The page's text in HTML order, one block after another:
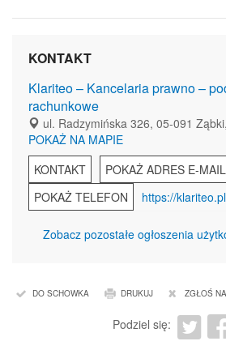
KONTAKT
Klariteo – Kancelaria prawno –
rachunkowe
ul. Radzymińska 326, 05-091
POKAŻ NA MAPIE
KONTAKT
POKAŻ ADRES E-MAIL
POKAŻ TELEFON
https://
Zobacz pozostałe ogłoszenia
DO SCHOWKA DRUKUJ ZGŁOŚ
Podziel się: